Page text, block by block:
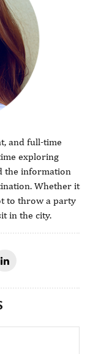
and full-time
exploring
the information
Whether it
to throw a party
in the city.